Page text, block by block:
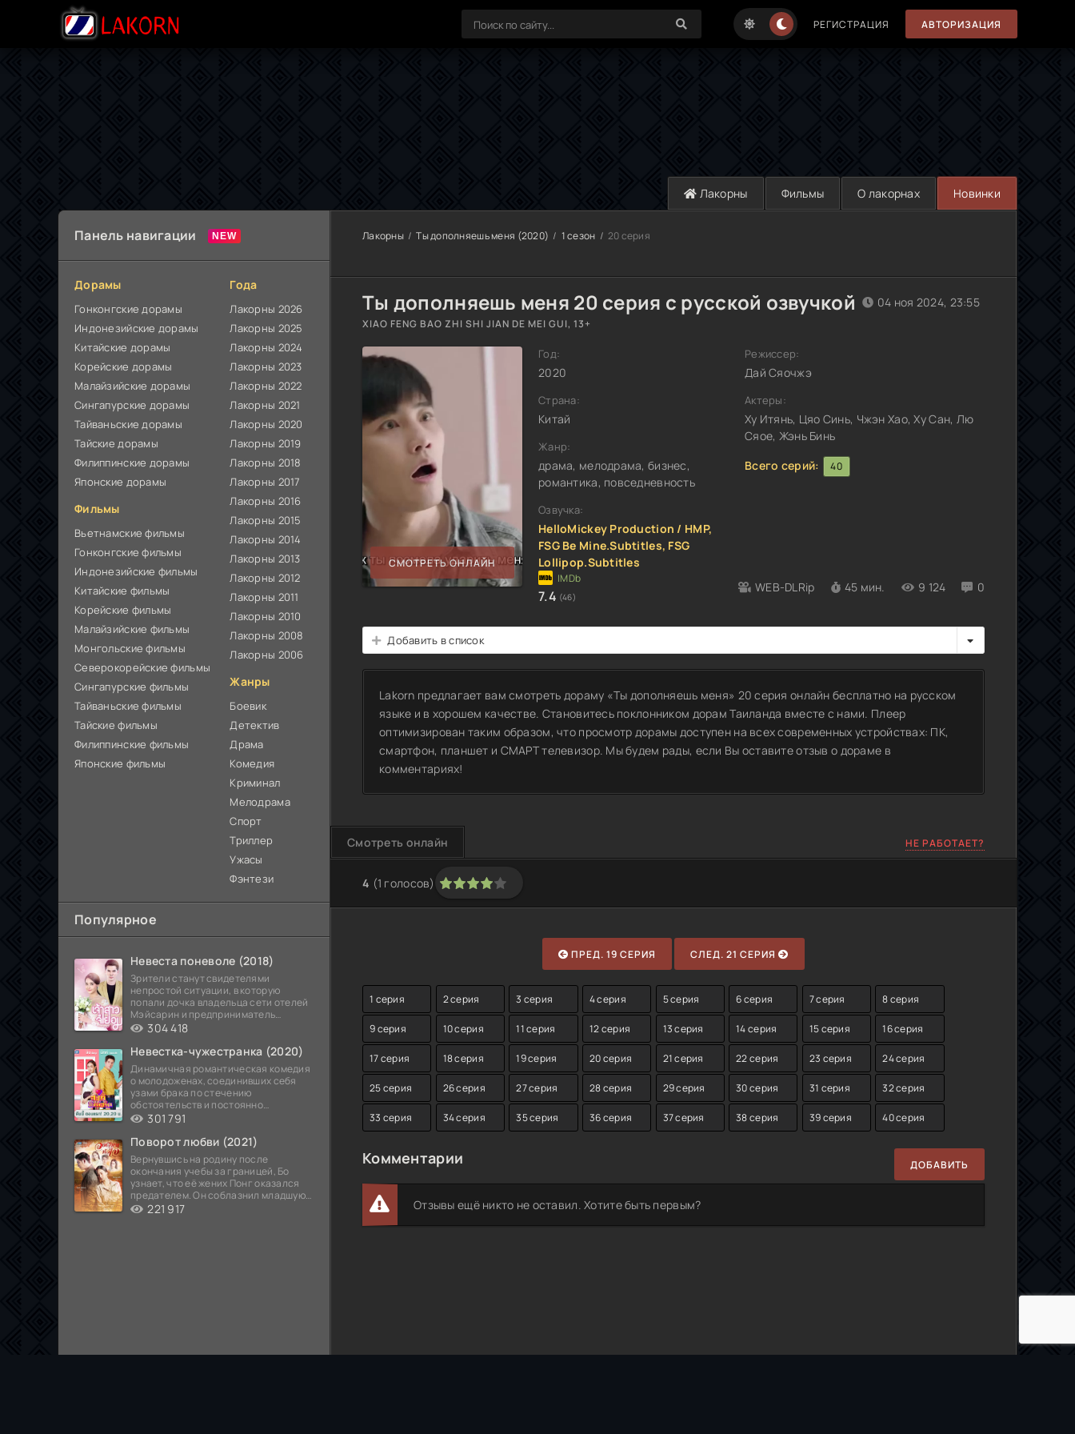
РЕГИСТРАЦИЯ АВТОРИЗАЦИЯ
Лакорны Фильмы О лакорнах Новинки
Панель навигации
Дорамы
Гонконгские дорамы
Индонезийские дорамы
Китайские дорамы
Корейские дорамы
Малайзийские дорамы
Сингапурские дорамы
Тайваньские дорамы
Тайские дорамы
Филиппинские дорамы
Японские дорамы
Фильмы
Вьетнамские фильмы
Гонконгские фильмы
Индонезийские фильмы
Китайские фильмы
Корейские фильмы
Малайзийские фильмы
Монгольские фильмы
Северокорейские фильмы
Сингапурские фильмы
Тайваньские фильмы
Тайские фильмы
Филиппинские фильмы
Японские фильмы
Года
Лакорны 2026
Лакорны 2025
Лакорны 2024
Лакорны 2023
Лакорны 2022
Лакорны 2021
Лакорны 2020
Лакорны 2019
Лакорны 2018
Лакорны 2017
Лакорны 2016
Лакорны 2015
Лакорны 2014
Лакорны 2013
Лакорны 2012
Лакорны 2011
Лакорны 2010
Лакорны 2008
Лакорны 2006
Жанры
Боевик
Детектив
Драма
Комедия
Криминал
Мелодрама
Спорт
Триллер
Ужасы
Фэнтези
Популярное
Невеста поневоле (2018)
Зрители станут свидетелями
непростой ситуации, в которую
попали дочка владельца сети отелей
Мэйсарин и предприниматель
Кетдэн. Обоих главных героев
304 418
Невестка-чужестранка (2020)
Динамичная романтическая комедия
о молодоженах, соединивших себя
узами брака по стечению
обстоятельств и постоянно
попадающих в курьезные ситуации...
301 791
Поворот любви (2021)
Вернувшись на родину после
окончания учебы за границей, Бо
узнает, что её жених Понг оказался
предателем. Он соблазнил младшую
сестру хозяина
221 917
Лакорны Ты дополняешь меня (2020) 1 сезон 20 серия
Ты дополняешь меня 20 серия с русской озвучкой
XIAO FENG BAO ZHI SHI JIAN DE MEI GUI, 13+
СМОТРЕТЬ ОНЛАЙН
Год:
2020
Страна:
Китай
Жанр:
драма, мелодрама, бизнес,
романтика, повседневность
Озвучка:
HelloMickey Production / HMP,
FSG Be Mine.Subtitles, FSG
Lollipop.Subtitles
7.4 (46)
WEB-DLRip 45 мин. 9 124 0
04 ноя 2024, 23:55
Режиссер:
Дай Сяочжэ
Актеры:
Ху Итянь, Цяо Синь, Чжэн Хао, Ху Сан, Лю
Сяое, Жэнь Бинь
Всего серий:
40
Добавить в список
Lakorn предлагает вам смотреть дораму «Ты дополняешь меня» 20 серия онлайн бесплатно на русском
языке и в хорошем качестве. Становитесь поклонником дорам Таиланда вместе с нами. Плеер
оптимизирован таким образом, что просмотр дорамы доступен на всех современных устройствах: ПК,
смартфон, планшет и СМАРТ телевизор. Мы будем рады, если Вы оставите отзыв о дораме в
комментариях!
Смотреть онлайн НЕ РАБОТАЕТ?
4 (1 голосов)
1 2 3 4 5
ПРЕД. 19 СЕРИЯ СЛЕД. 21 СЕРИЯ
1 серия 2 серия 3 серия 4 серия 5 серия 6 серия 7 серия 8 серия
9 серия 10 серия 11 серия 12 серия 13 серия 14 серия 15 серия 16 серия
17 серия 18 серия 19 серия 20 серия 21 серия 22 серия 23 серия 24 серия
25 серия 26 серия 27 серия 28 серия 29 серия 30 серия 31 серия 32 серия
33 серия 34 серия 35 серия 36 серия 37 серия 38 серия 39 серия 40 серия
Комментарии ДОБАВИТЬ
Отзывы ещё никто не оставил. Хотите быть первым?